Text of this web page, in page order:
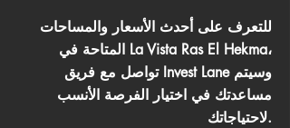
للتعرف على أحدث الأسعار والمساحات
المتاحة في La Vista Ras El Hekma،
تواصل مع فريق Invest Lane وسيتم
مساعدتك في اختيار الفرصة الأنسب
لاحتياجاتك.